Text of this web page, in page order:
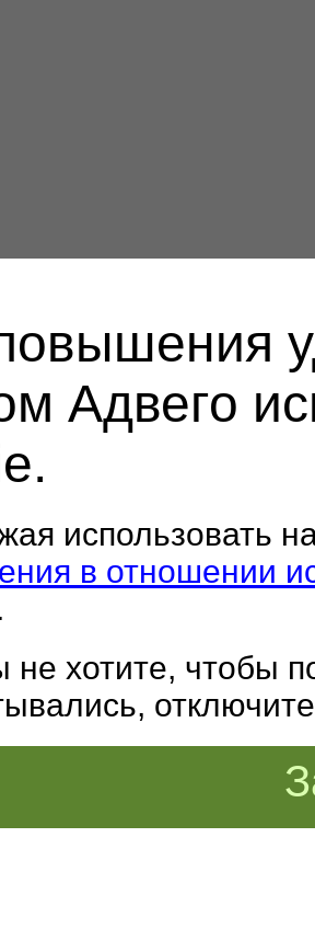
Адвего
использовать
в отношении
не хотите, чтобы